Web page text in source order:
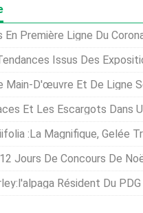
Ligne Du Coronavirus Et Des
Des Expositions Agricoles Et Des
Et De Ligne Sont Des Priorités Pour Les
Et Les Escargots Dans Un Jardin
:la Magnifique, Gelée Tricolore
Jours De Concours De
Résident Du PDG